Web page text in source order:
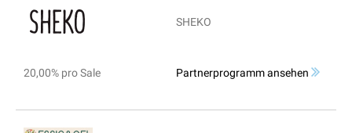
SHEKO
20,00% pro Sale Partnerprogramm ansehen